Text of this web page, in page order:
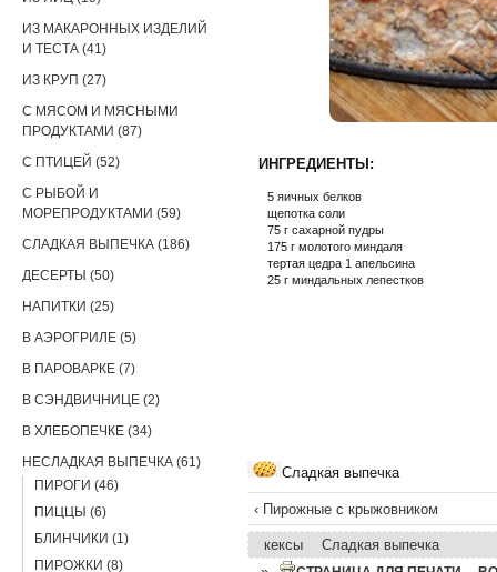
ИНГРЕДИЕНТЫ:
5 яичных белков
щепотка соли
75 г сахарной пудры
175 г молотого миндаля
тертая цедра 1 апельсина
25 г миндальных лепестков
Сладкая выпечка
‹ Пирожные с крыжовником
кексы
Сладкая выпечка
ИЗ МАКАРОННЫХ ИЗДЕЛИЙ
И ТЕСТА (41)
ИЗ КРУП (27)
С МЯСОМ И МЯСНЫМИ
ПРОДУКТАМИ (87)
С ПТИЦЕЙ (52)
С РЫБОЙ И
МОРЕПРОДУКТАМИ (59)
СЛАДКАЯ ВЫПЕЧКА (186)
ДЕСЕРТЫ (50)
НАПИТКИ (25)
В АЭРОГРИЛЕ (5)
В ПАРОВАРКЕ (7)
В СЭНДВИЧНИЦЕ (2)
В ХЛЕБОПЕЧКЕ (34)
НЕСЛАДКАЯ ВЫПЕЧКА (61)
ПИРОГИ (46)
ПИЦЦЫ (6)
БЛИНЧИКИ (1)
ПИРОЖКИ (8)